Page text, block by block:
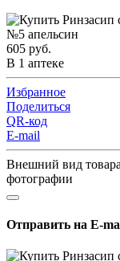
605 руб.
В 1 аптеке
Избранное
Поделиться
QR-код
E-mail
Внешний вид
фотографии
Отправить на E-